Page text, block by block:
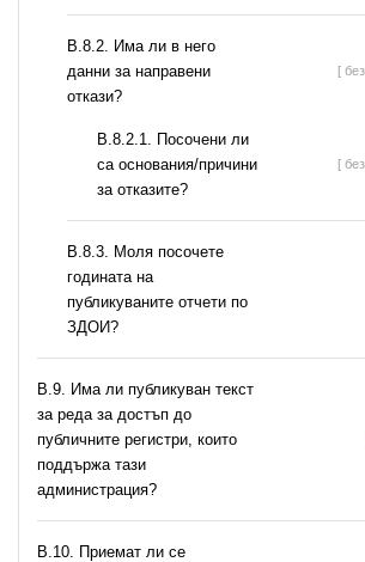
В.8.2. Има ли в него
данни за направени
откази?
[
В.8.2.1. Посочени ли
са основания/причини
за отказите?
[
В.8.3. Моля посочете
годината на
публикуваните отчети по
ЗДОИ?
В.9. Има ли публикуван текст
за реда за достъп до
публичните регистри, които
поддържа тази
администрация?
В.10. Приемат ли се